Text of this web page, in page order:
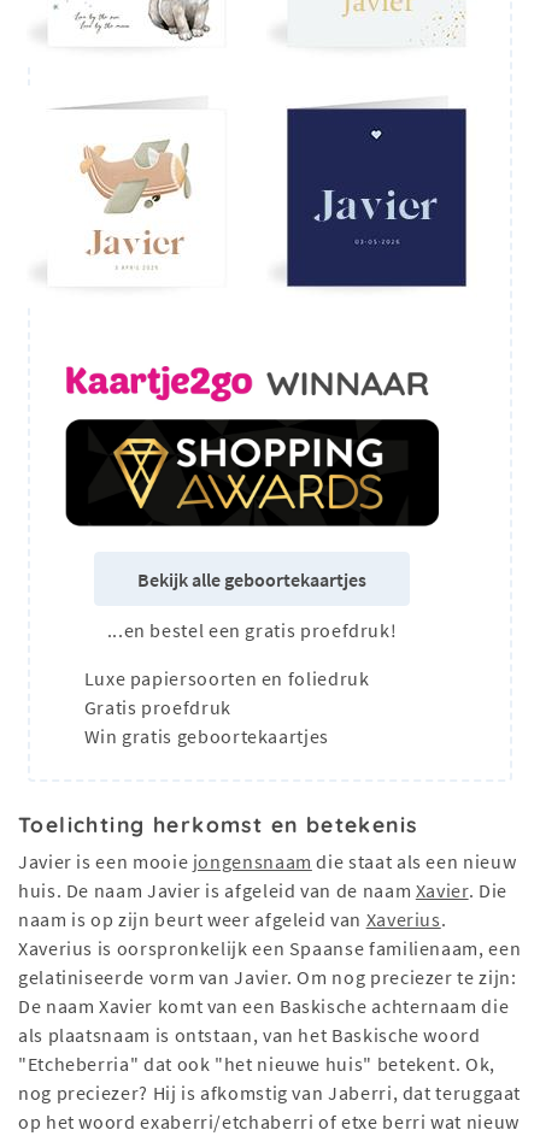
Bekijk alle geboortekaartjes
...en bestel een gratis proefdruk!
Luxe papiersoorten en foliedruk
Gratis proefdruk
Win gratis geboortekaartjes
Toelichting herkomst en betekenis
Javier is een mooie jongensnaam die staat als een nieuw
huis. De naam Javier is afgeleid van de naam Xavier. Die
naam is op zijn beurt weer afgeleid van Xaverius.
Xaverius is oorspronkelijk een Spaanse familienaam, een
gelatiniseerde vorm van Javier. Om nog preciezer te zijn:
De naam Xavier komt van een Baskische achternaam die
als plaatsnaam is ontstaan, van het Baskische woord
"Etcheberria" dat ook "het nieuwe huis" betekent. Ok,
nog preciezer? Hij is afkomstig van Jaberri, dat teruggaat
op het woord exaberri/etchaberri of etxe berri wat nieuw